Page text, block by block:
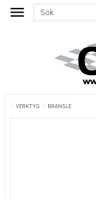
VERKTYG BRÄNSLE